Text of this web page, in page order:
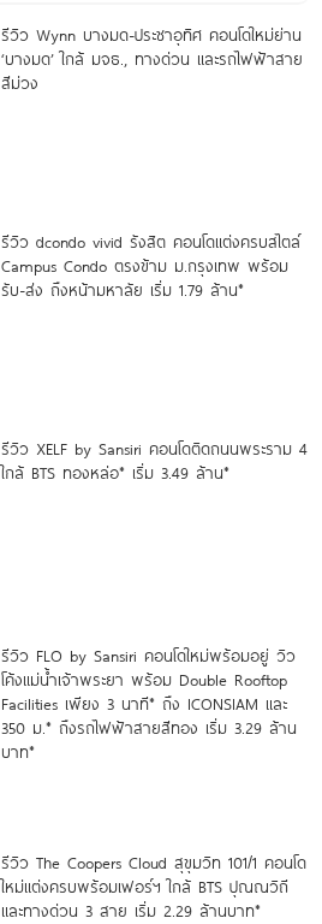
รีวิว Wynn บางมด-ประชาอุทิศ คอนโดใหม่ย่าน
‘บางมด’ ใกล้ มจธ., ทางด่วน และรถไฟฟ้าสาย
สีม่วง
รีวิว dcondo vivid รังสิต คอนโดแต่งครบสไตล์
Campus Condo ตรงข้าม ม.กรุงเทพ พร้อม
รับ-ส่ง ถึงหน้ามหาลัย เริ่ม 1.79 ล้าน*
รีวิว XELF by Sansiri คอนโดติดถนนพระราม 4
ใกล้ BTS ทองหล่อ* เริ่ม 3.49 ล้าน*
รีวิว FLO by Sansiri คอนโดใหม่พร้อมอยู่ วิว
โค้งแม่น้ำเจ้าพระยา พร้อม Double Rooftop
Facilities เพียง 3 นาที* ถึง ICONSIAM และ
350 ม.* ถึงรถไฟฟ้าสายสีทอง เริ่ม 3.29 ล้าน
บาท*
รีวิว The Coopers Cloud สุขุมวิท 101/1 คอนโด
ใหม่แต่งครบพร้อมเฟอร์ฯ ใกล้ BTS ปุณณวิถี
และทางด่วน 3 สาย เริ่ม 2.29 ล้านบาท*